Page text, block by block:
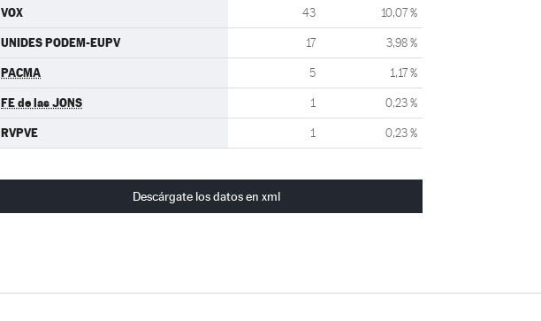
VOX 43 10,07 %
UNIDES PODEM-EUPV 17 3,98 %
PACMA 5 1,17 %
FE de las JONS 1 0,23 %
RVPVE 1 0,23 %
Descárgate los datos en xml